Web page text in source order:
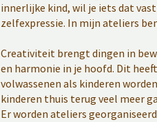
innerlijke kind, wil je iets dat
zelfexpressie. In mijn ateliers
Creativiteit brengt dingen in
en harmonie in je hoofd. Dit
volwassenen als kinderen
kinderen thuis terug veel meer
Er worden ateliers